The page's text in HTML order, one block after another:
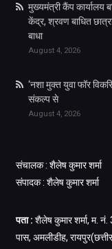
मुख्यमंत्री कैंप कार्यालय
केंद्र, श्रवण बाधित
बाधा
August 4, 2026
‘नशा मुक्त युवा फॉर
संकल्प से
August 4, 2026
संचालक : शैलेष कुमार शर्मा
संपादक : शैलेष कुमार शर्मा
पता : शैलेष कुमार शर्मा, म.
पास, अमलीडीह,